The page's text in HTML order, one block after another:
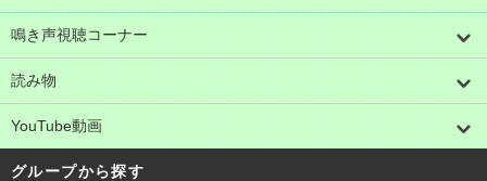
鳴き声視聴コーナー
読み物
YouTube動画
グループから探す